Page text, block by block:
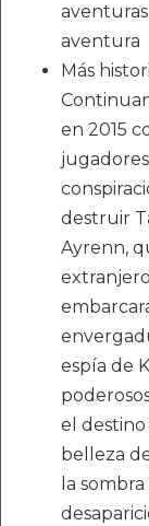
aventura
Más
en 2015
destruir
Ayrenn,
espía de
el destino
belleza
la